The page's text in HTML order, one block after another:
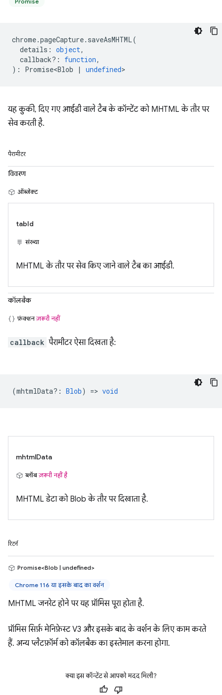
chrome.pageCapture. saveAsMHTML(
details : object,
callback? : function,
) : Promise<Blob | undefined>
यह कुकी, दिए गए आईडी वाले टैब के कॉन्टेंट को MHTML के तौर पर
सेव करती है.
पैरामीटर
विवरण
ऑब्जेक्ट
tabId
संख्या
MHTML के तौर पर सेव किए जाने वाले टैब का आईडी.
कॉलबैक
फ़ंक्शनज़रूरी नहीं
callback पैरामीटर ऐसा दिखता है:
(mhtmlData? : Blob) => void
mhtmlData
ब्लॉबज़रूरी नहीं है
MHTML डेटा को Blob के तौर पर दिखाता है.
रिटर्न
Promise<Blob | undefined>
Chrome 116 या इसके बाद का वर्शन
MHTML जनरेट होने पर यह प्रॉमिस पूरा होता है.
प्रॉमिस सिर्फ़ मेनिफ़ेस्ट V3 और इसके बाद के वर्शन के लिए काम करते
हैं. अन्य प्लैटफ़ॉर्म को कॉलबैक का इस्तेमाल करना होगा.
क्या इस कॉन्टेंट से आपको मदद मिली?